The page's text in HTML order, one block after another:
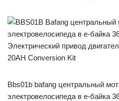
Bbs01b bafang центральный
электровелосипеда в е-байка